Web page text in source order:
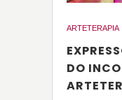
ARTETERAPIA
DO